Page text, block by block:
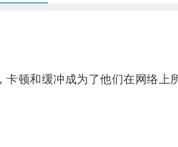
顿和缓冲成为了他们在网络上